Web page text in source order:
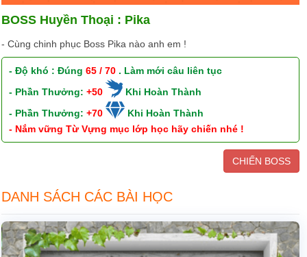
BOSS Huyền Thoại : Pika
- Cùng chinh phục Boss Pika nào anh em !
- Độ khó : Đúng65 / 70 . Làm mới câu liên tục
- Phần Thưởng:+50
Khi Hoàn Thành
- Phần Thưởng:+70
Khi Hoàn Thành
- Nắm vững Từ Vựng mục lớp học hãy chiến nhé !
CHIẾN BOSS
DANH SÁCH CÁC BÀI HỌC